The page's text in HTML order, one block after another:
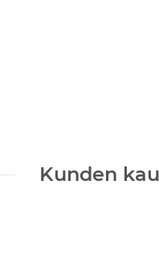
Kunden